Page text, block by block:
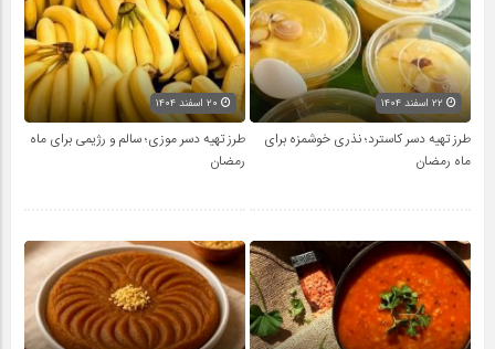
طرز تهیه دسر کاسترد؛ نذری خوشمزه برای
ماه رمضان
طرز تهیه دسر موزی؛ سالم و رژیمی برای ماه
رمضان